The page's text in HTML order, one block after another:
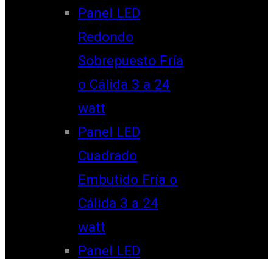
Panel LED
Redondo
Sobrepuesto Fría
o Cálida 3 a 24
watt
Panel LED
Cuadrado
Embutido Fría o
Cálida 3 a 24
watt
Panel LED